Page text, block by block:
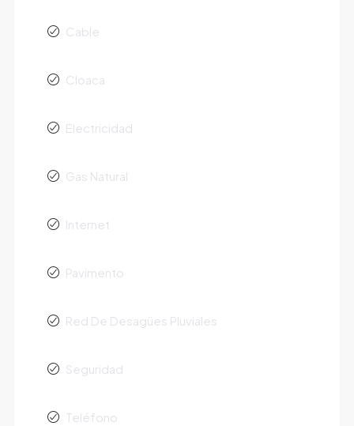
Cable
Cloaca
Electricidad
Gas Natural
Internet
Pavimento
Red De Desagües Pluviales
Seguridad
Teléfono